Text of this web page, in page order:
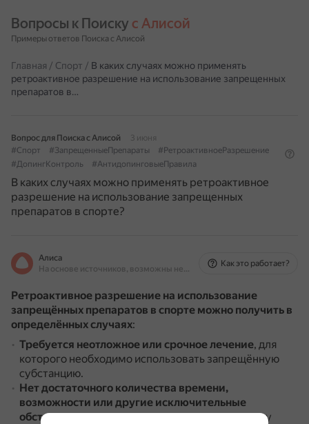
Вопросы к Поиску с Алисой
Примеры ответов Поиска с Алисой
Главная / Спорт / В каких случаях можно применять
ретроактивное разрешение на использование запрещенных
препаратов в…
Вопрос для Поиска с Алисой
3 июня
#Спорт
#ЗапрещенныеПрепараты
#РетроактивноеРазрешение
#ДопингКонтроль
#АнтидопинговыеПравила
В каких случаях можно применять ретроактивное
разрешение на использование запрещенных
препаратов в спорте?
Алиса
На основе источников, возможны неточности
Как это работает?
Ретроактивное разрешение на использование
запрещённых препаратов в спорте можно получить в
определённых случаях:
Требуется неотложное или срочное лечение, для
которого необходимо использовать запрещённую
субстанцию.
Нет достаточного количества времени,
возможности или другие исключительные
обстоятельства, которые помешали спортсмену